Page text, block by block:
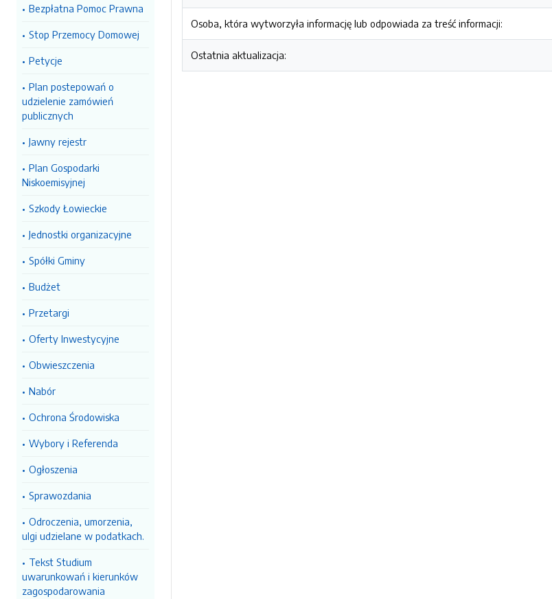
Bezpłatna Pomoc Prawna
Stop Przemocy Domowej
Petycje
Plan postepowań o
udzielenie zamówień
publicznych
Jawny rejestr
Plan Gospodarki
Niskoemisyjnej
Szkody Łowieckie
Jednostki organizacyjne
Spółki Gminy
Budżet
Przetargi
Oferty Inwestycyjne
Obwieszczenia
Nabór
Ochrona Środowiska
Wybory i Referenda
Ogłoszenia
Sprawozdania
Odroczenia, umorzenia,
ulgi udzielane w podatkach.
Tekst Studium
uwarunkowań i kierunków
zagospodarowania
Osoba, która wytworzyła informację lub odpowiada za treść informacji:
Ostatnia aktualizacja: